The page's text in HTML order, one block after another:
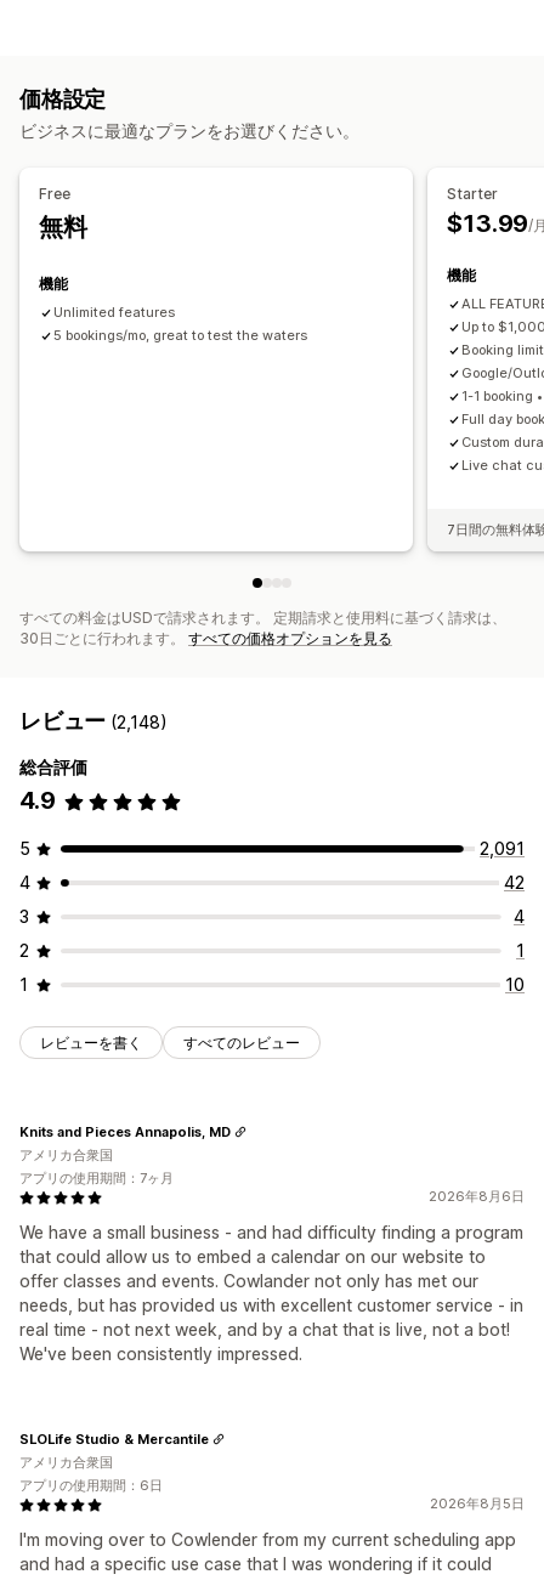
予約管理
カレンダー
スケジュール 時間枠 除外日の設定
イベントのチェックイン
リアルタイム更新
メール通知
決済 前払金
カスタマイズ
予約ページ
カレンダーウィジェット
ダウンロード管理
ファイルセキュリティ
IP制限 パスワード保護 ファイルのホスティング
価格設定
ビジネスに最適なプランをお選びください。
Free
無料
機能
Unlimited features
5 bookings/mo, great to test the waters
Starter
$13.99/
機能
ALL
Up to
Booking
Google/
1-1 booking
Full day
Custom
Live chat
7日間の無料体
すべての料金はUSDで請求されます。 定期請求と使用料に基づく請求は、
30日ごとに行われます。 すべての価格オプションを見る
レビュー (2,148)
総合評価
4.9
5
2,091
4
42
3
4
2
1
1
10
レビューを書く すべてのレビュー
2026年8月6日
We have a small business - and had difficulty finding a program
that could allow us to embed a calendar on our website to
offer classes and events. Cowlander not only has met our
needs, but has provided us with excellent customer service - in
real time - not next week, and by a chat that is live, not a bot!
We've been consistently impressed.
Knits and Pieces Annapolis, MD
アメリカ合衆国
アプリの使用期間：7ヶ月
2026年8月5日
I'm moving over to Cowlender from my current scheduling app
and had a specific use case that I was wondering if it could
SLOLife Studio & Mercantile
アメリカ合衆国
アプリの使用期間：6日